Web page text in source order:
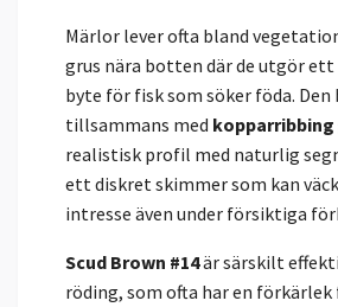
Märlor lever ofta bland
grus nära botten där de utgör
byte för fisk som söker föda. Den
tillsammans med kopparribbing
realistisk profil med naturlig
ett diskret skimmer som kan
intresse även under försiktiga
Scud Brown #14är särskilt
röding, som ofta har en